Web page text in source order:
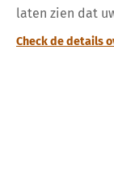
laten zien dat
Check de details